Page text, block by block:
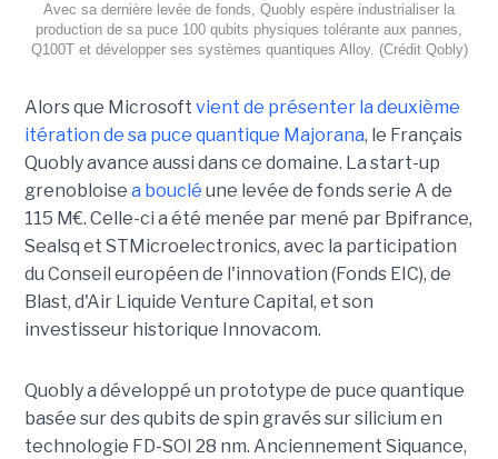
Avec sa dernière levée de fonds, Quobly espère industrialiser la
production de sa puce 100 qubits physiques tolérante aux pannes,
Q100T et développer ses systèmes quantiques Alloy. (Crédit Qobly)
Alors que Microsoft vient de présenter la deuxième
itération de sa puce quantique Majorana, le Français
Quobly avance aussi dans ce domaine. La start-up
grenobloise a bouclé une levée de fonds serie A de
115 M€. Celle-ci a été menée par mené par Bpifrance,
Sealsq et STMicroelectronics, avec la participation
du Conseil européen de l'innovation (Fonds EIC), de
Blast, d'Air Liquide Venture Capital, et son
investisseur historique Innovacom.
Quobly a développé un prototype de puce quantique
basée sur des qubits de spin gravés sur silicium en
technologie FD-SOI 28 nm. Anciennement Siquance,